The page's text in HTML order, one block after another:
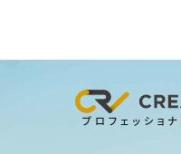
プロフェッショ